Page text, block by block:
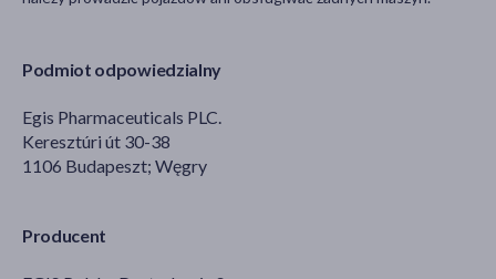
Podmiot odpowiedzialny
Egis Pharmaceuticals PLC.
Keresztúri út 30-38
1106 Budapeszt; Węgry
Producent